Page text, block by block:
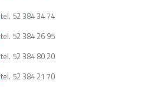
tel. 52 384 34 74
tel. 52 384 26 95
tel. 52 384 80 20
tel. 52 384 21 70